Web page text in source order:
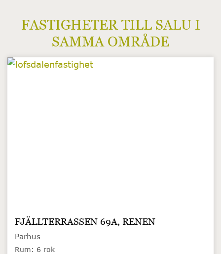
FASTIGHETER TILL SALU I
SAMMA OMRÅDE
FJÄLLTERRASSEN 69A, RENEN
Parhus
Rum: 6 rok